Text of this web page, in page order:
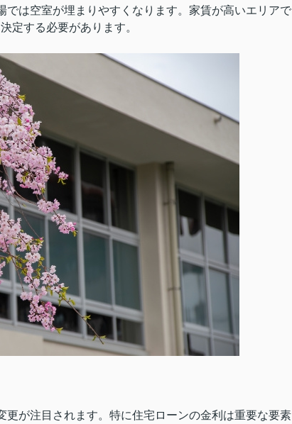
は空室が埋まりやすくなります。家賃が高いエリアで
定する必要があります。
が注目されます。特に住宅ローンの金利は重要な要素